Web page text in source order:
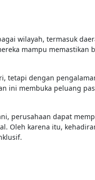
wilayah, termasuk
mampu memastikan
tetapi dengan
ini membuka peluang
perusahaan dapat
Oleh karena itu,